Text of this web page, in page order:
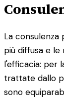
La consulenza
più diffusa e
l'efficacia: per
trattate dallo
sono